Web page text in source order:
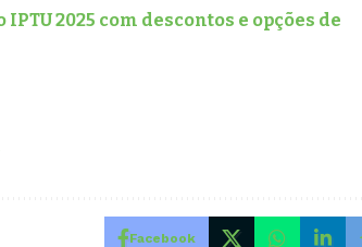
2025 com descontos e opções de
Facebook